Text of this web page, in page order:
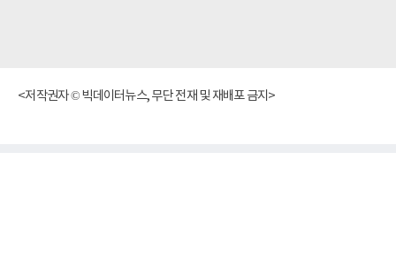
<저작권자 © 빅데이터뉴스, 무단 전재 및 재배포 금지>